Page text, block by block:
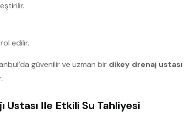
edilir.
güvenilir ve uzman bir dikey drenaj ustası
Ustası Ile Etkili Su Tahliyesi